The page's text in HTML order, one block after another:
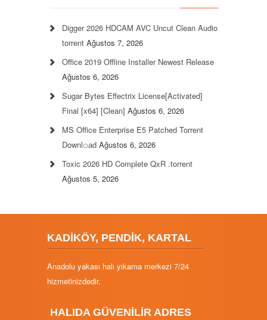
Digger 2026 HDCAM AVC Uncut Clean Audio
torrent Ağustos 7, 2026
Office 2019 Offline Installer Newest Release
Ağustos 6, 2026
Sugar Bytes Effectrix License[Activated]
Final [x64] [Clean] Ağustos 6, 2026
MS Office Enterprise E5 Patched Torrent
Downl𝚘аd Ağustos 6, 2026
Toxic 2026 HD Complete QxR .torrent
Ağustos 5, 2026
KADİKÖY, PENDİK, KARTAL
Anadolu yakası halı yıkama merkezi 7/24
hizmetinizdedir.
HALIDA GÜVENİLİR ADRES